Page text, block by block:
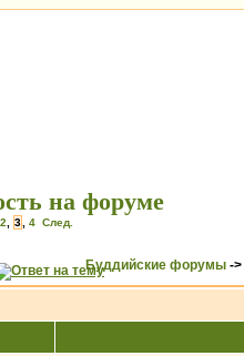
на форуме
2 3 4 След.
Буддийские форумы ->